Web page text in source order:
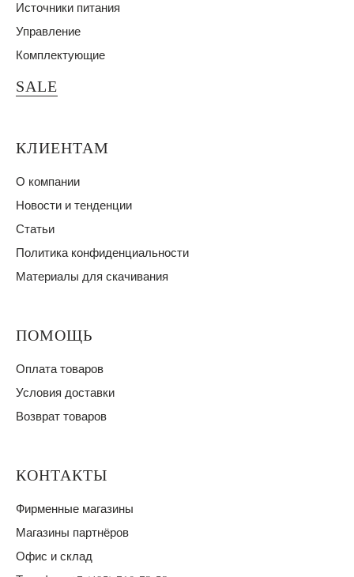
Источники питания
Управление
Комплектующие
SALE
КЛИЕНТАМ
О компании
Новости и тенденции
Статьи
Политика конфиденциальности
Материалы для скачивания
ПОМОЩЬ
Оплата товаров
Условия доставки
Возврат товаров
КОНТАКТЫ
Фирменные магазины
Магазины партнёров
Офис и склад